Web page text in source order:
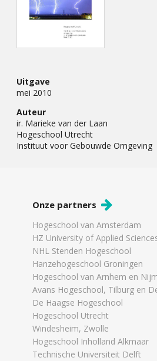
Uitgave
mei 2010
Auteur
ir. Marieke van der Laan
Hogeschool Utrecht
Instituut voor Gebouwde Omgeving
Onze partners
Hogeschool van Amsterdam
HZ University of Applied
NHL Stenden Hogeschool
Hanzehogeschool Groningen
Hogeschool van Arnhem en
Avans Hogeschool, Tilburg en
De Haagse Hogeschool
Hogeschool Utrecht
Windesheim, Zwolle
Hogeschool Inholland Alkmaar
Technische Universiteit Delft